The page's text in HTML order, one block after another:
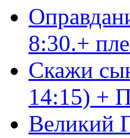
8:30.+
Скажи
14:15) +
Великий